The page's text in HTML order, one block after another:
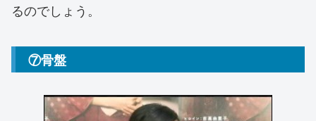
るのでしょう。
⑦骨盤